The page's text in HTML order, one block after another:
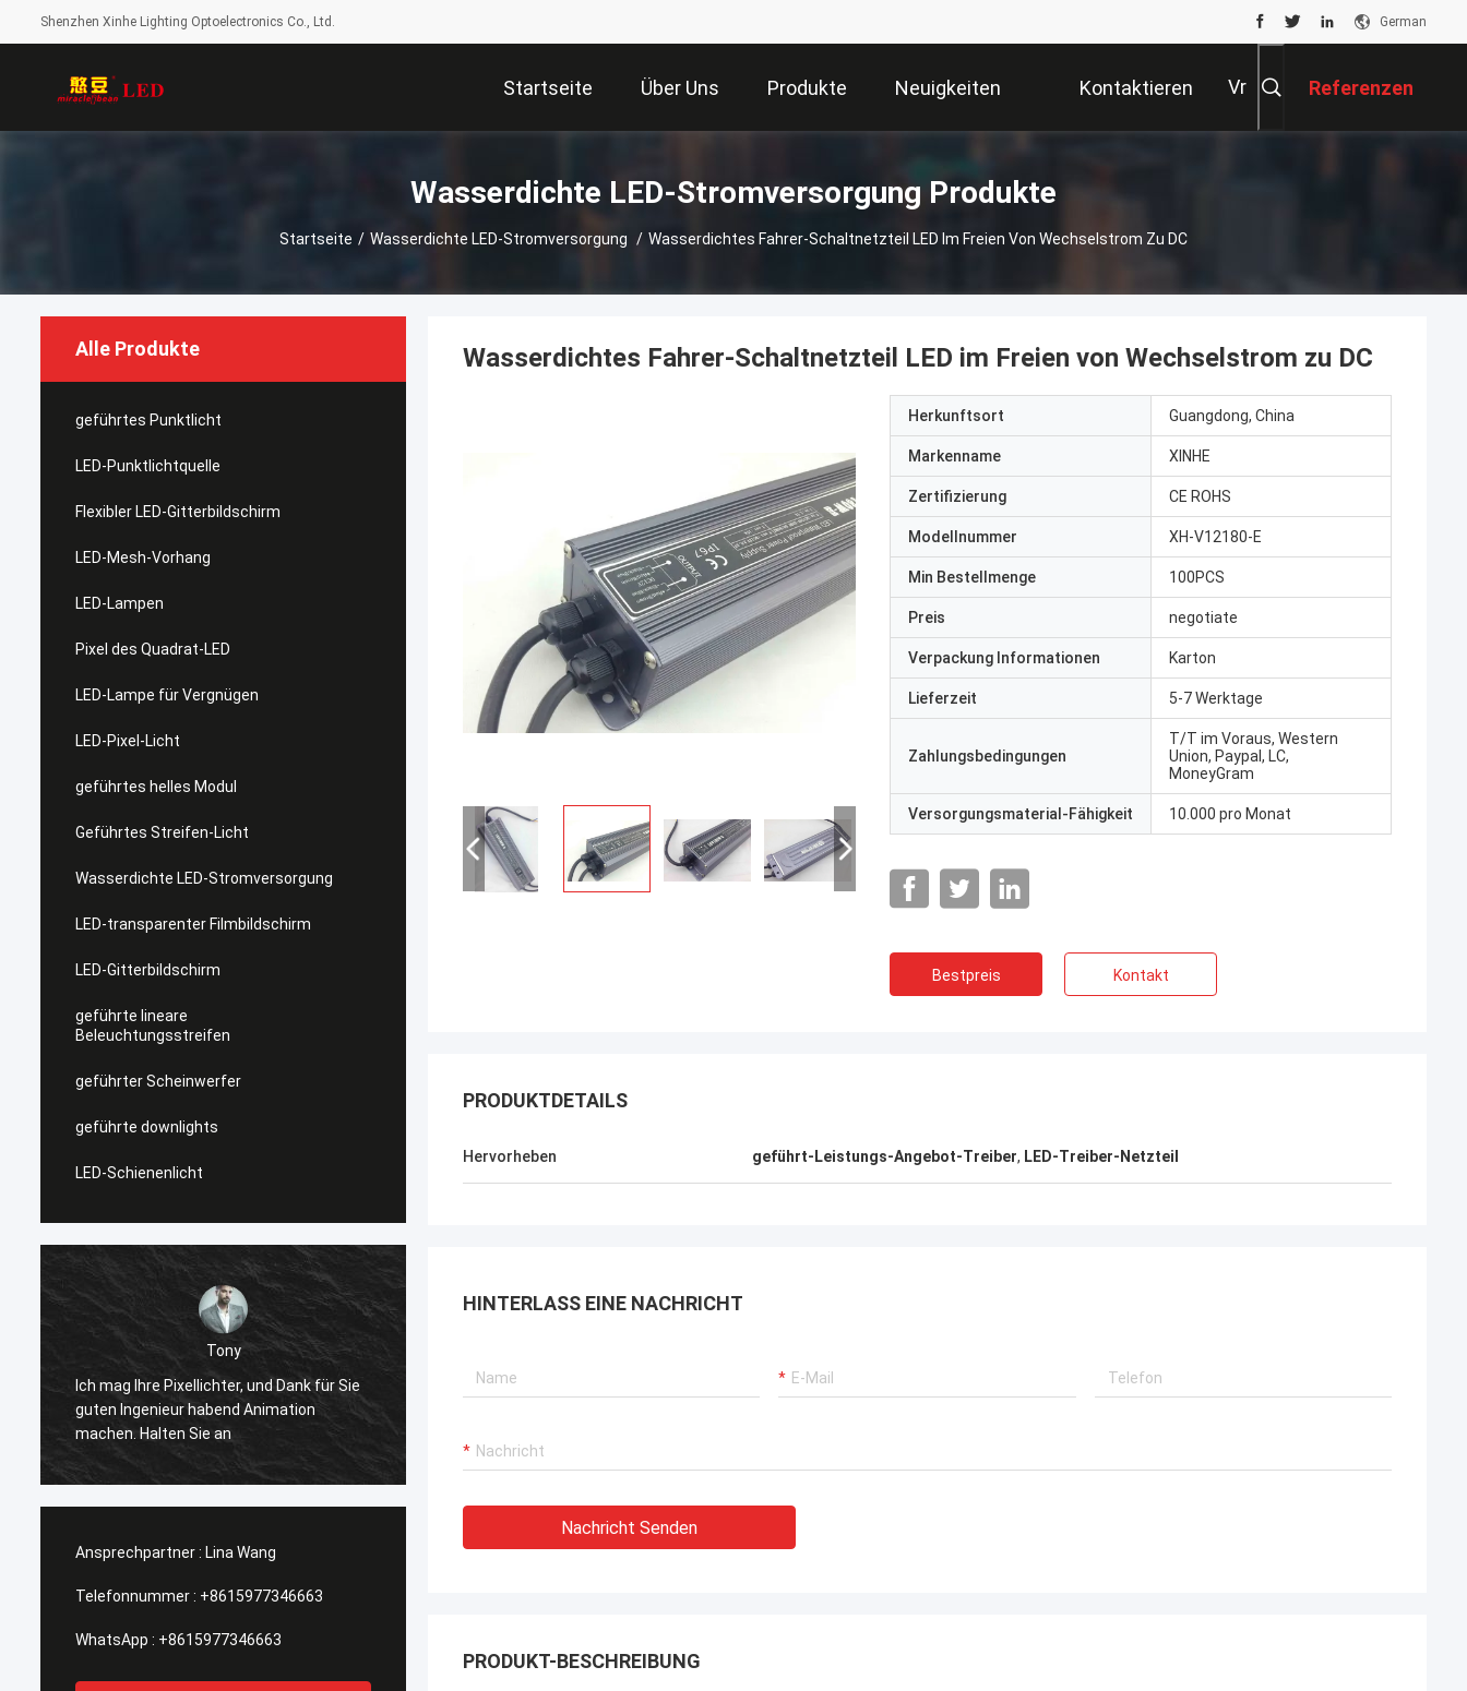
Shenzhen Xinhe Lighting Optoelectronics Co., Ltd. German
Startseite Über Uns Produkte Neuigkeiten Kontaktieren Vr Referenzen
Wasserdichte LED-Stromversorgung Produkte
Startseite / Wasserdichte LED-Stromversorgung / Wasserdichtes Fahrer-Schaltnetzteil LED Im Freien Von Wechselstrom Zu DC
Alle Produkte
geführtes Punktlicht
LED-Punktlichtquelle
Flexibler LED-Gitterbildschirm
LED-Mesh-Vorhang
LED-Lampen
Pixel des Quadrat-LED
LED-Lampe für Vergnügen
LED-Pixel-Licht
geführtes helles Modul
Geführtes Streifen-Licht
Wasserdichte LED-Stromversorgung
LED-transparenter Filmbildschirm
LED-Gitterbildschirm
geführte lineare
Beleuchtungsstreifen
geführter Scheinwerfer
geführte downlights
LED-Schienenlicht
Shally
Bevor gekauft, ist ein Paar ähnliche
quadratische Kopfstiefel,
winterappearance sehr hoch, weil
zusammenzupassen zu ist gut, jetzt
heraus getragen, Kaufstiefel in Phasen
Bevor gekauft, ist ein Paar ähnliche
quadratische Kopfstiefel,
zusammenzupassen zu ist gut, jetzt
heraus getragen, Kaufstiefel in Phasen
Ihre Stromversorgung ist, ich möchte eine
Ansprechpartner : Lina Wang
Telefonnummer : +8615977346663
WhatsApp : +8615977346663
Wasserdichtes Fahrer-Schaltnetzteil LED im Freien von Wechselstrom zu DC
Herkunftsort Guangdong, China
Markenname XINHE
Zertifizierung CE ROHS
Modellnummer XH-V12180-E
Min Bestellmenge 100PCS
Preis negotiate
Verpackung Informationen Karton
Lieferzeit 5-7 Werktage
Zahlungsbedingungen
T/T im Voraus, Western
Union, Paypal, LC,
MoneyGram
Versorgungsmaterial-Fähigkeit 10.000 pro Monat
Bestpreis Kontakt
PRODUKTDETAILS
Hervorheben geführt-Leistungs-Angebot-Treiber, LED-Treiber-Netzteil
HINTERLASS EINE NACHRICHT
Nachricht Senden
PRODUKT-BESCHREIBUNG